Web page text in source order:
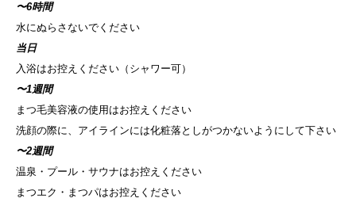
〜6時間
水にぬらさないでください
当日
入浴はお控えください（シャワー可）
〜1週間
まつ毛美容液の使用はお控えください
洗顔の際に、アイラインには化粧落としがつかないようにして下さい
〜2週間
温泉・プール・サウナはお控えください
まつエク・まつパはお控えください